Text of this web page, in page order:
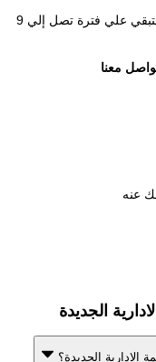
10% مقدم حجز كما يمكنك التقسيط للمتبقي علي فترة تصل إلي 9
الجديدة
الجديدة؟